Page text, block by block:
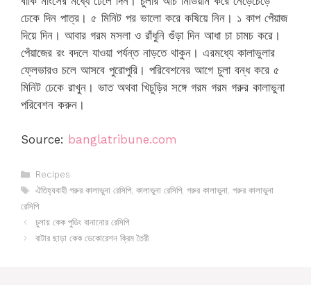
ঢেকে দিন পাত্র। ৫ মিনিট পর ভালো করে কষিয়ে নিন। ১ কাপ পেঁয়াজ
দিয়ে দিন। আবার গরম মসলা ও রাঁধুনি গুঁড়া দিন আধা চা চামচ করে।
পেঁয়াজের রং বদলে যাওয়া পর্যন্ত নাড়তে থাকুন। এরমধ্যে কালাভুলার
ফ্লেভারও চলে আসবে পুরোপুরি। পরিবেশনের আগে চুলা বন্ধ করে ৫
মিনিট ঢেকে রাখুন। ভাত অথবা খিচুড়ির সঙ্গে গরম গরম গরুর কালাভুনা
পরিবেশন করুন।
Source: banglatribune.com
Categories
Recipes
Tags
ঐতিহ্যবাহী গরুর কালাভুনা রেসিপি, কালাভুনা রেসিপি, গরুর কালাভুনা, গরুর কালাভুনা
রেসিপি
চুলায় কেক পুডিং বানানোর রেসিপি
বাটার ছাড়া কেক ডেকোরেশন ক্রিম তৈরী